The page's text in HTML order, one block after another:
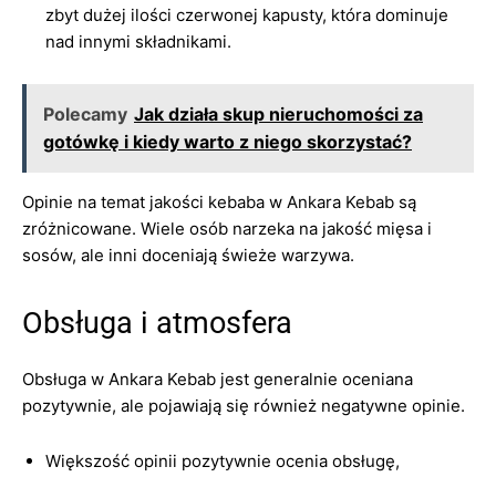
zbyt dużej ilości czerwonej kapusty, która dominuje
nad innymi składnikami.
Polecamy Jak działa skup nieruchomości za
gotówkę i kiedy warto z niego skorzystać?
Opinie na temat jakości kebaba w Ankara Kebab są
zróżnicowane. Wiele osób narzeka na jakość mięsa i
sosów, ale inni doceniają świeże warzywa.
Obsługa i atmosfera
Obsługa w Ankara Kebab jest generalnie oceniana
pozytywnie, ale pojawiają się również negatywne opinie.
Większość opinii pozytywnie ocenia obsługę,